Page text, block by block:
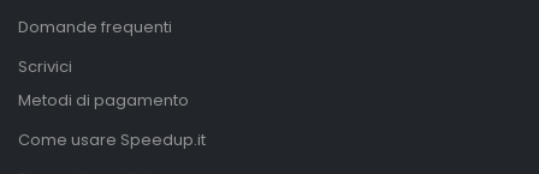
Domande frequenti
Scrivici
Metodi di pagamento
Come usare Speedup.it